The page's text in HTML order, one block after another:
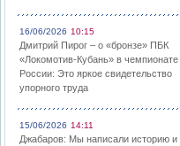
16/06/2026 10:15
Дмитрий Пирог – о «бронзе» ПБК
«Локомотив-Кубань» в чемпионате
России: Это яркое свидетельство
упорного труда
15/06/2026 14:11
Джабаров: Мы написали историю и